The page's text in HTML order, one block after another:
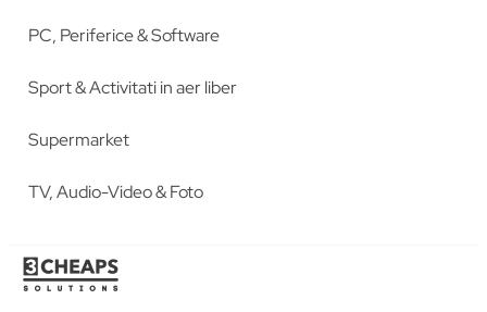
PC, Periferice & Software
Sport & Activitati in aer liber
Supermarket
TV, Audio-Video & Foto